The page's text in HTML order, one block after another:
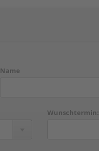
Name
Wunschtermin: